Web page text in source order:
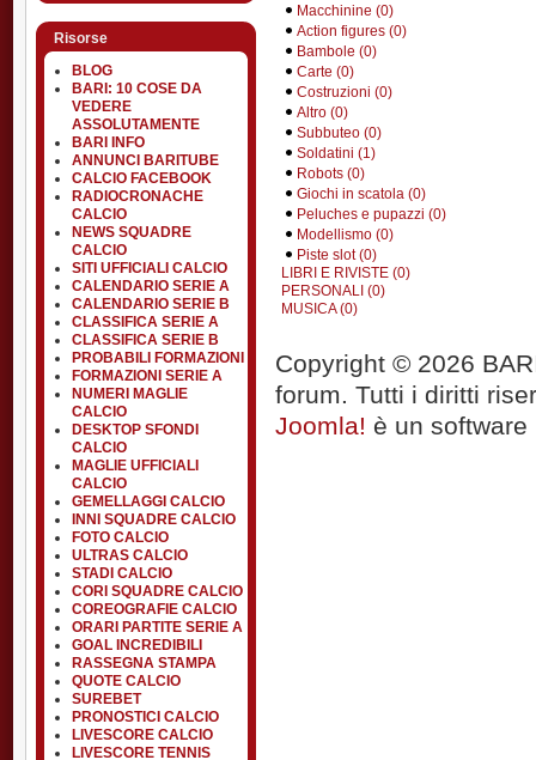
Risorse
BLOG
BARI: 10 COSE DA
VEDERE
ASSOLUTAMENTE
BARI INFO
ANNUNCI BARITUBE
CALCIO FACEBOOK
RADIOCRONACHE
CALCIO
NEWS SQUADRE
CALCIO
SITI UFFICIALI CALCIO
CALENDARIO SERIE A
CALENDARIO SERIE B
CLASSIFICA SERIE A
CLASSIFICA SERIE B
PROBABILI FORMAZIONI
FORMAZIONI SERIE A
NUMERI MAGLIE
CALCIO
DESKTOP SFONDI
CALCIO
MAGLIE UFFICIALI
CALCIO
GEMELLAGGI CALCIO
INNI SQUADRE CALCIO
FOTO CALCIO
ULTRAS CALCIO
STADI CALCIO
CORI SQUADRE CALCIO
COREOGRAFIE CALCIO
ORARI PARTITE SERIE A
GOAL INCREDIBILI
RASSEGNA STAMPA
QUOTE CALCIO
SUREBET
PRONOSTICI CALCIO
LIVESCORE CALCIO
LIVESCORE TENNIS
Macchinine (0)
Action figures (0)
Bambole (0)
Carte (0)
Costruzioni (0)
Altro (0)
Subbuteo (0)
Soldatini (1)
Robots (0)
Giochi in scatola (0)
Peluches e pupazzi (0)
Modellismo (0)
Piste slot (0)
LIBRI E RIVISTE (0)
PERSONALI (0)
MUSICA (0)
Copyright © 2026
forum. Tutti i diritti
Joomla! è un